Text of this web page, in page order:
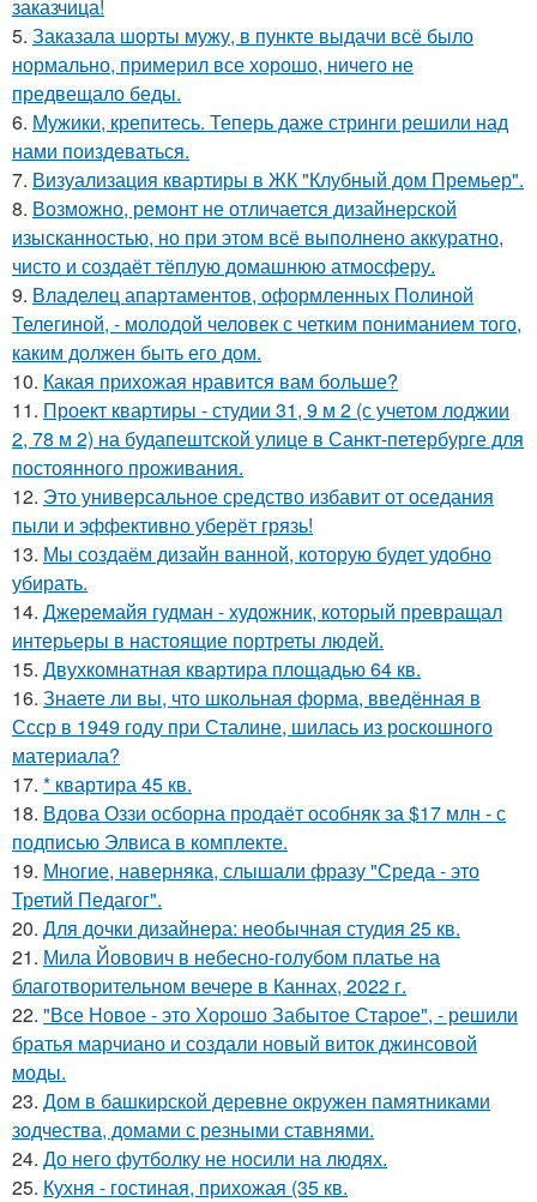
заказчица!
5. Заказала шорты мужу, в пункте выдачи всё было
нормально, примерил все хорошо, ничего не
предвещало беды.
6. Мужики, крепитесь. Теперь даже стринги решили над
нами поиздеваться.
7. Визуализация квартиры в ЖК "Клубный дом Премьер".
8. Возможно, ремонт не отличается дизайнерской
изысканностью, но при этом всё выполнено аккуратно,
чисто и создаёт тёплую домашнюю атмосферу.
9. Владелец апартаментов, оформленных Полиной
Телегиной, - молодой человек с четким пониманием того,
каким должен быть его дом.
10. Какая прихожая нравится вам больше?
11. Проект квартиры - студии 31, 9 м 2 (с учетом лоджии
2, 78 м 2) на будапештской улице в Санкт-петербурге для
постоянного проживания.
12. Это универсальное средство избавит от оседания
пыли и эффективно уберёт грязь!
13. Мы создаём дизайн ванной, которую будет удобно
убирать.
14. Джеремайя гудман - художник, который превращал
интерьеры в настоящие портреты людей.
15. Двухкомнатная квартира площадью 64 кв.
16. Знаете ли вы, что школьная форма, введённая в
Ссср в 1949 году при Сталине, шилась из роскошного
материала?
17. * квартира 45 кв.
18. Вдова Оззи осборна продаёт особняк за $17 млн - с
подписью Элвиса в комплекте.
19. Многие, наверняка, слышали фразу "Среда - это
Третий Педагог".
20. Для дочки дизайнера: необычная студия 25 кв.
21. Мила Йовович в небесно-голубом платье на
благотворительном вечере в Каннах, 2022 г.
22. "Все Новое - это Хорошо Забытое Старое", - решили
братья марчиано и создали новый виток джинсовой
моды.
23. Дом в башкирской деревне окружен памятниками
зодчества, домами с резными ставнями.
24. До него футболку не носили на людях.
25. Кухня - гостиная, прихожая (35 кв.